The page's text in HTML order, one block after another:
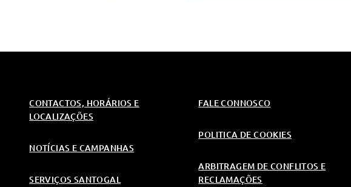
CONTACTOS, HORÁRIOS E
LOCALIZAÇÕES
NOTÍCIAS E CAMPANHAS
SERVIÇOS SANTOGAL
FALE CONNOSCO
POLITICA DE COOKIES
ARBITRAGEM DE CONFLITOS E
RECLAMAÇÕES